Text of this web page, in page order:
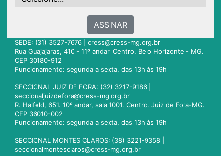
ASSINAR
SEDE: (31) 3527-7676 | cress@cress-mg.org.br
Rua Guajajaras, 410 - 11º andar. Centro. Belo Horizonte - MG.
CEP 30180-912
Funcionamento: segunda a sexta, das 13h às 19h
SECCIONAL JUIZ DE FORA: (32) 3217-9186 |
seccionaljuizdefora@cress-mg.org.br
R. Halfeld, 651. 10º andar, sala 1001. Centro. Juiz de Fora-MG.
CEP 36010-002
Funcionamento: segunda a sexta, das 13h às 19h
SECCIONAL MONTES CLAROS: (38) 3221-9358 |
seccionalmontesclaros@cress-mg.org.br